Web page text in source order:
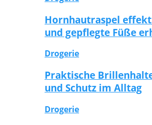
Hornhautraspel
und gepflegte Füße
Drogerie
Praktische
und Schutz im Alltag
Drogerie